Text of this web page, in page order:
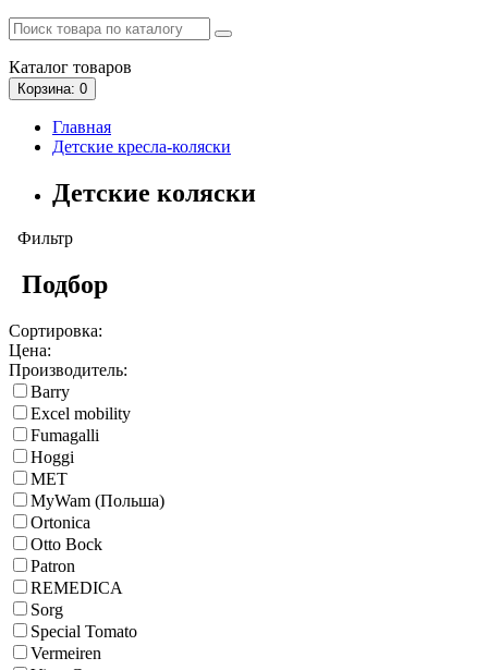
Каталог товаров
Корзина: 0
Главная
Детские кресла-коляски
Детские коляски
Фильтр
Подбор
Сортировка:
Цена:
Производитель:
Barry
Excel mobility
Fumagalli
Hoggi
MET
MyWam (Польша)
Ortonica
Otto Bock
Patron
REMEDICA
Sorg
Special Tomato
Vermeiren